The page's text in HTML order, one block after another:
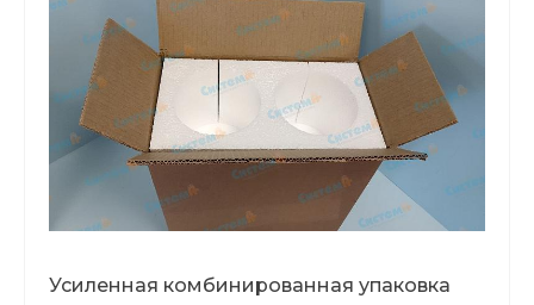
Усиленная комбинированная упаковка